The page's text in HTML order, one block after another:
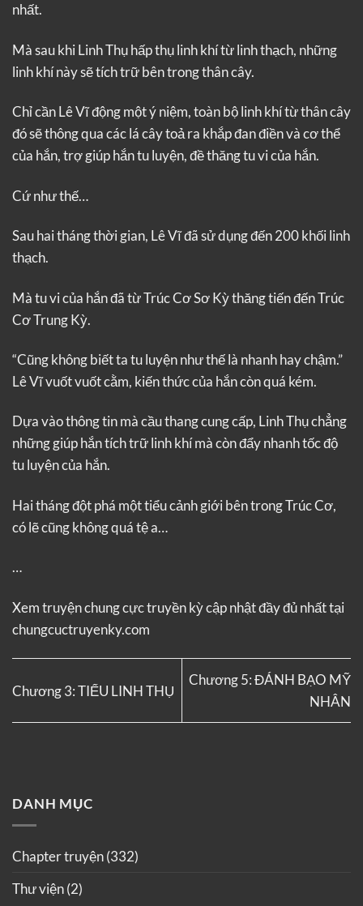
nhất.
Mà sau khi Linh Thụ hấp thụ linh khí từ linh thạch, những
linh khí này sẽ tích trữ bên trong thân cây.
Chỉ cần Lê Vĩ động một ý niệm, toàn bộ linh khí từ thân cây
đó sẽ thông qua các lá cây toả ra khắp đan điền và cơ thể
của hắn, trợ giúp hắn tu luyện, đề thăng tu vi của hắn.
Cứ như thế…
Sau hai tháng thời gian, Lê Vĩ đã sử dụng đến 200 khối linh
thạch.
Mà tu vi của hắn đã từ Trúc Cơ Sơ Kỳ thăng tiến đến Trúc
Cơ Trung Kỳ.
“Cũng không biết ta tu luyện như thế là nhanh hay chậm.”
Lê Vĩ vuốt vuốt cằm, kiến thức của hắn còn quá kém.
Dựa vào thông tin mà cầu thang cung cấp, Linh Thụ chẳng
những giúp hắn tích trữ linh khí mà còn đẩy nhanh tốc độ
tu luyện của hắn.
Hai tháng đột phá một tiểu cảnh giới bên trong Trúc Cơ,
có lẽ cũng không quá tệ a…
…
Xem truyệnchung cực truyền kỳcập nhật đầy đủ nhất tại
chungcuctruyenky.com
Chương 3: TIỂU LINH THỤ
Chương 5: ĐÁNH BẠO MỸ
NHÂN
DANH MỤC
Chapter truyện(332)
Thư viện(2)